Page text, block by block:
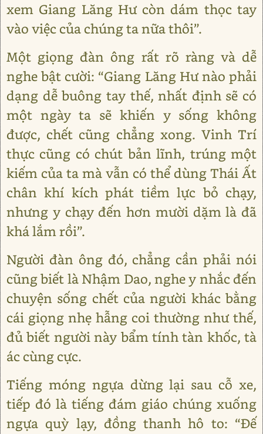
xem Giang Lăng Hư còn dám thọc tay
vào việc của chúng ta nữa thôi”.
Một giọng đàn ông rất rõ ràng và dễ
nghe bật cười: “Giang Lăng Hư nào phải
dạng dễ buông tay thế, nhất định sẽ có
một ngày ta sẽ khiến y sống không
được, chết cũng chẳng xong. Vinh Trí
thực cũng có chút bản lĩnh, trúng một
kiếm của ta mà vẫn có thể dùng Thái Ất
chân khí kích phát tiềm lực bỏ chạy,
nhưng y chạy đến hơn mười dặm là đã
khá lắm rồi”.
Người đàn ông đó, chẳng cần phải nói
cũng biết là Nhậm Dao, nghe y nhắc đến
chuyện sống chết của người khác bằng
cái giọng nhẹ hẫng coi thường như thế,
đủ biết người này bẩm tính tàn khốc, tà
ác cùng cực.
Tiếng móng ngựa dừng lại sau cỗ xe,
tiếp đó là tiếng đám giáo chúng xuống
ngựa quỳ lạy, đồng thanh hô to: “Đế